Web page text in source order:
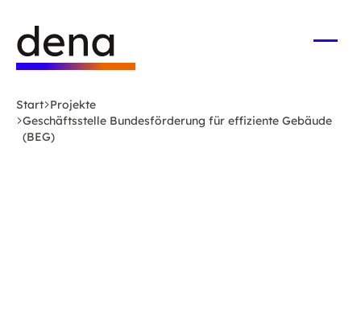
Hauptinhalt
springen
Deutsche
Energie-
Agentur
-
zur
Start Projekte
Geschäftsstelle Bundesförderung für effiziente Gebäude
(BEG)